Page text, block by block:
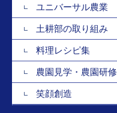
ユニバーサル農業
土耕部の取り組み
料理レシピ集
農園見学・農園研修
笑顔創造